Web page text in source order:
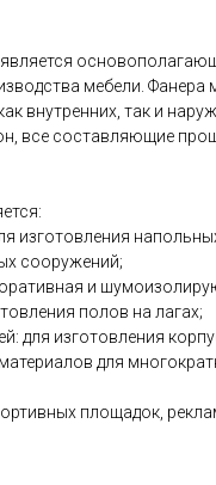
мебели. Фанера
внутренних, так и
все составляющие
изготовления
сооружений;
и
полов на лагах;
для изготовления
для
площадок,